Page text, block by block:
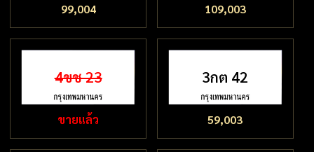
99,004 109,003
4ขช 23
ขายแล้ว
3กต 42
59,003